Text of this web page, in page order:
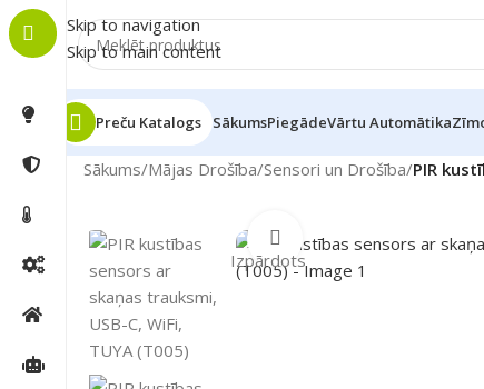
Skip to navigation
Skip to main content
Preču Katalogs SākumsPiegādeVārtu Automātika
Sākums/Mājas Drošība/Sensori un Drošība/PIR
Izpārdots
Noklikšķiniet, lai